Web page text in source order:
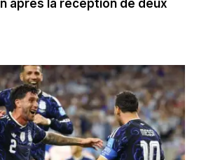
après la réception de deux